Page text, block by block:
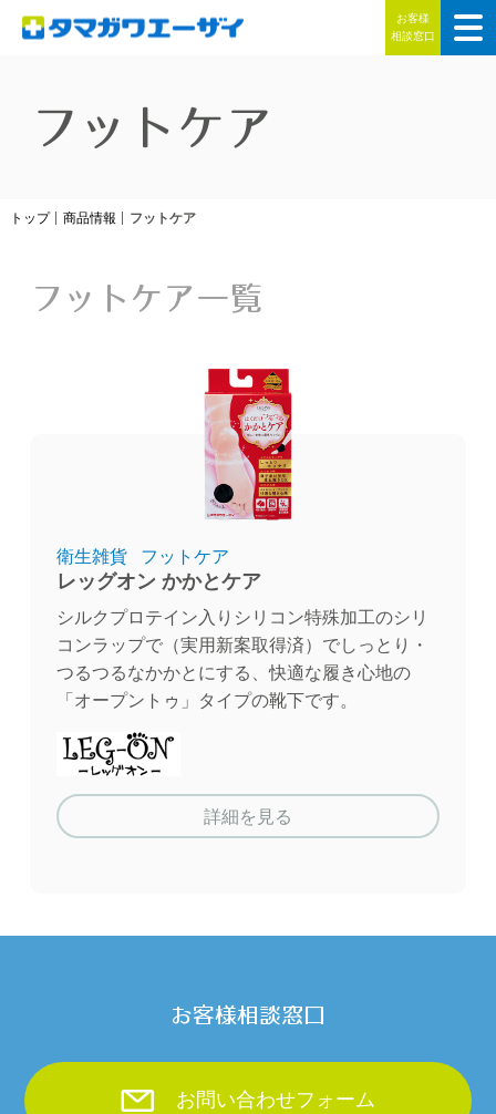
お客様
相談窓口
フットケア
トップ 商品情報 フットケア
フットケア一覧
衛生雑貨 フットケア
レッグオン かかとケア
シルクプロテイン入りシリコン特殊加工のシリ
コンラップで（実用新案取得済）でしっとり・
つるつるなかかとにする、快適な履き心地の
「オープントゥ」タイプの靴下です。
詳細を見る
お客様相談窓口
お問い合わせフォーム